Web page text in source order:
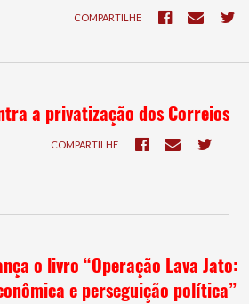
COMPARTILHE
a privatização dos Correios
COMPARTILHE
o livro “Operação Lava Jato:
e perseguição política”